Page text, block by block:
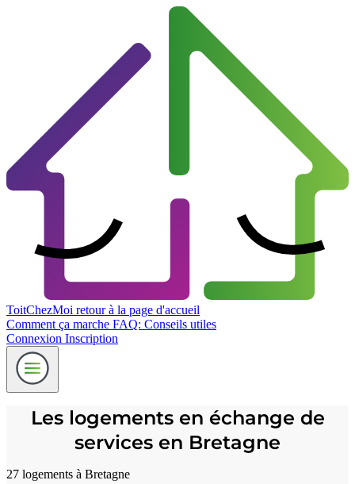
ToitChezMoi retour à la page d'accueil
Comment ça marche FAQ: Conseils utiles
Connexion Inscription
Les logements en échange de
services en Bretagne
27 logements à Bretagne